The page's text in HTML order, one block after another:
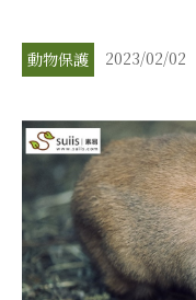
動物保護 2023/02/02